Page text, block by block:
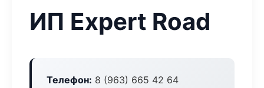
ИП Expert Road
Телефон: 8 (963) 665 42 64